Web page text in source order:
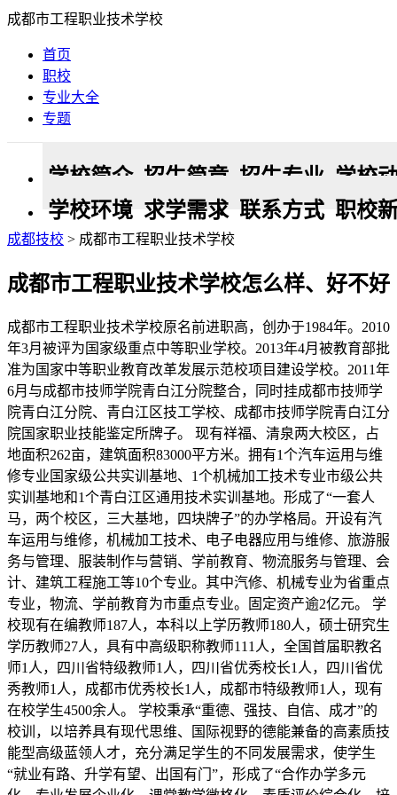
成都市工程职业技术学校
首页
职校
专业大全
专题
学校简介 招生简章 招生专业 学校
学校环境 求学需求 联系方式 职校
成都技校 > 成都市工程职业技术学校
成都市工程职业技术学校怎么样、好不好
成都市工程职业技术学校原名前进职高，创办于1984年。2010
年3月被评为国家级重点中等职业学校。2013年4月被教育部批
准为国家中等职业教育改革发展示范校项目建设学校。2011年
6月与成都市技师学院青白江分院整合，同时挂成都市技师学
院青白江分院、青白江区技工学校、成都市技师学院青白江分
院国家职业技能鉴定所牌子。 现有祥福、清泉两大校区，占
地面积262亩，建筑面积83000平方米。拥有1个汽车运用与维
修专业国家级公共实训基地、1个机械加工技术专业市级公共
实训基地和1个青白江区通用技术实训基地。形成了“一套人
马，两个校区，三大基地，四块牌子”的办学格局。开设有汽
车运用与维修，机械加工技术、电子电器应用与维修、旅游服
务与管理、服装制作与营销、学前教育、物流服务与管理、会
计、建筑工程施工等10个专业。其中汽修、机械专业为省重点
专业，物流、学前教育为市重点专业。固定资产逾2亿元。 学
校现有在编教师187人，本科以上学历教师180人，硕士研究生
学历教师27人，具有中高级职称教师111人，全国首届职教名
师1人，四川省特级教师1人，四川省优秀校长1人，四川省优
秀教师1人，成都市优秀校长1人，成都市特级教师1人，现有
在校学生4500余人。 学校秉承“重德、强技、自信、成才”的
校训，以培养具有现代思维、国际视野的德能兼备的高素质技
能型高级蓝领人才，充分满足学生的不同发展需求，使学生
“就业有路、升学有望、出国有门”，形成了“合作办学多元